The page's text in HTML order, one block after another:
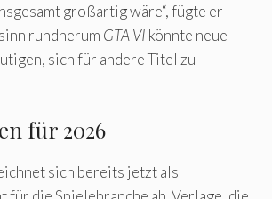
großartig wäre“, fügte er
rundherum GTA VI könnte neue
sich für andere Titel zu
für 2026
sich bereits jetzt als